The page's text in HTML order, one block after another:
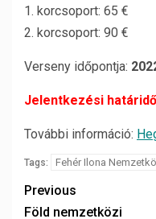
1. korcsoport: 65 €
2. korcsoport: 90 €
Verseny időpontja:
Jelentkezési
További információ:
Tags: Fehér Ilona
Previous
Föld nemzetközi